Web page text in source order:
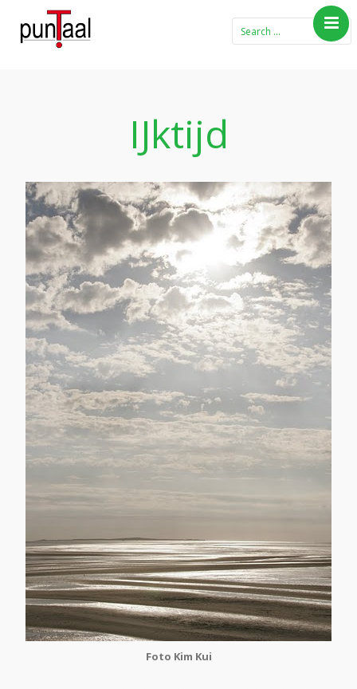
theemeubel
Gedichten
Contact
IJktijd
Foto Kim Kui